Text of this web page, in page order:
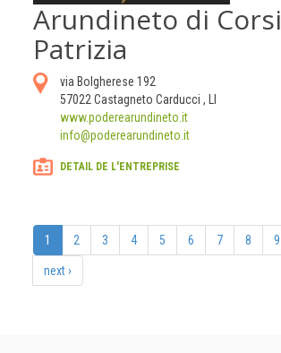
Arundineto di Corsi
Patrizia
via Bolgherese 192
57022 Castagneto Carducci, LI
www.poderearundineto.it
info@poderearundineto.it
DETAIL DE L'ENTREPRISE
1 2 3 4 5 6 7 8 9
next ›